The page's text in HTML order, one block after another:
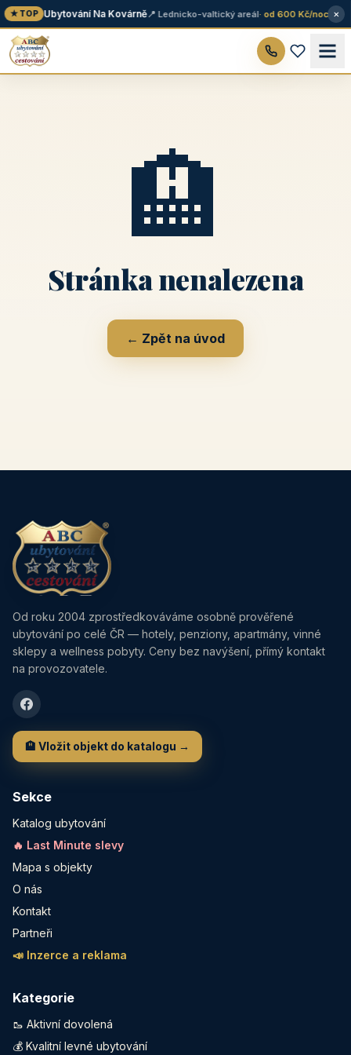
★ TOP Ubytování Na Kovárně📍 Lednicko-valtický areál· od 600 Kč/noc ×
🏨
Stránka nenalezena
← Zpět na úvod
Od roku 2004 zprostředkováváme osobně prověřené
ubytování po celé ČR — hotely, penziony, apartmány, vinné
sklepy a wellness pobyty. Ceny bez navýšení, přímý kontakt
na provozovatele.
🏨 Vložit objekt do katalogu →
Sekce
Katalog ubytování
🔥 Last Minute slevy
Mapa s objekty
O nás
Kontakt
Partneři
📣 Inzerce a reklama
Kategorie
🥾 Aktivní dovolená
💰 Kvalitní levné ubytování